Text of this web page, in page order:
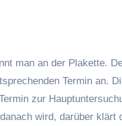
man an der Plakette.
Termin an.
zur
wird, darüber klärt